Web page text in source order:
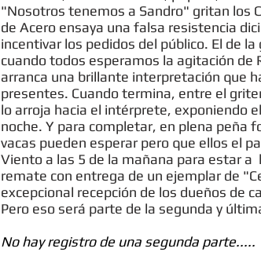
"Nosotros tenemos a Sandro" gritan los
de Acero ensaya una falsa resistencia
incentivar los pedidos del público. El de
cuando todos esperamos la agitación de
arranca una brillante interpretación que
presentes. Cuando termina, entre el
lo arroja hacia el intérprete, exponiendo
noche. Y para completar, en plena peña
vacas pueden esperar pero que ellos el
Viento a las 5 de la mañana para estar
remate con entrega de un ejemplar de
excepcional recepción de los dueños de
Pero eso será parte de la segunda y
No hay registro de una segunda parte.....